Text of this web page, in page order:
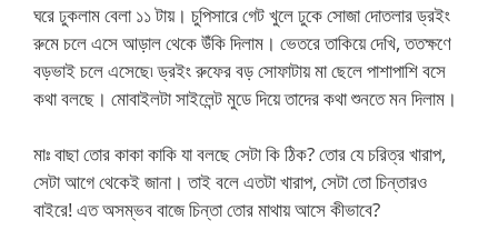
ঘরে ঢুকলাম বেলা ১১ টায়। চুপিসারে গেট খুলে ঢুকে সোজা দোতলার ড্রইং
রুমে চলে এসে আড়াল থেকে উঁকি দিলাম। ভেতরে তাকিয়ে দেখি, ততক্ষণে
বড়ভাই চলে এসেছে৷ ড্রইং রুফের বড় সোফাটায় মা ছেলে পাশাপাশি বসে
কথা বলছে। মোবাইলটা সাইলেন্ট মুডে দিয়ে তাদের কথা শুনতে মন দিলাম।
মাঃ বাছা তোর কাকা কাকি যা বলছে সেটা কি ঠিক? তোর যে চরিত্র খারাপ,
সেটা আগে থেকেই জানা। তাই বলে এতটা খারাপ, সেটা তো চিন্তারও
বাইরে! এত অসম্ভব বাজে চিন্তা তোর মাথায় আসে কীভাবে?